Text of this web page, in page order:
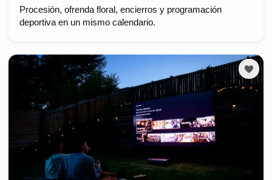
Procesión, ofrenda floral, encierros y programación
deportiva en un mismo calendario.